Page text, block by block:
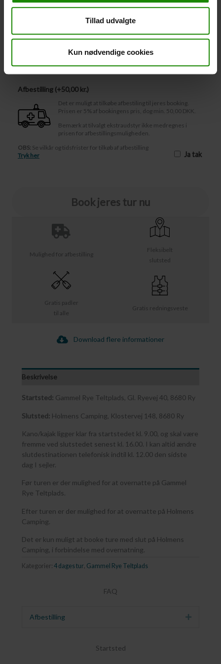
Tillad udvalgte
Kun nødvendige cookies
Gratis redningsveste
Gratis padler
til alle
Fleksibelt
slutsted
Mulighed for afbestilling
Download flere informationer
Beskrivelse
Startsted: Gammel Rye Teltplads, Gl. Ryevej 40, 8680 Ry
Slutsted: Holmens Camping, Klostervej 148, 8680 Ry
Kano/kajak ligger klar fra startstedet kl. 9.00, og skal være
fremme ved slutstedet senest kl. 16.00. I kan altid ændre
slutdestinationen telefonisk indtil kl. 12.00 den sidste
dag I sejler.
Før turen er der mulighed for at overnatte på Gammel
Rye Teltplads.
Efter turen er der mulighed for at overnatte på Holmens
Camping.
Det er kun muligt at booke ture med slut på Holmens
Camping, i forbindelse med overnatning.
Kategorier: 4 dages tur Gammel Rye Teltplads
FAQ
Afbestilling Udvid
Startsted
Vandtæt, letvægtsmateriale, onesize – Der kan ikke
- +
Afbestilling
Afbestilling ( 50,00 kr.)
Det er muligt at tilkøbe afbestiling til jeres booking.
Prisen er 5% af bookingens pris, dog min. 50,00 DKK.
Bemærk at tilvalgt ekstraudstyr ikke medregnes i
prisen for afbestillingsmuligheden.
OBS: Se vilkår og tidsfrister for tilkøb af afbestilling
Tryk her
Ja tak
Book jeres tur nu